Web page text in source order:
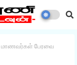
மாணவர்கள் பேரவை